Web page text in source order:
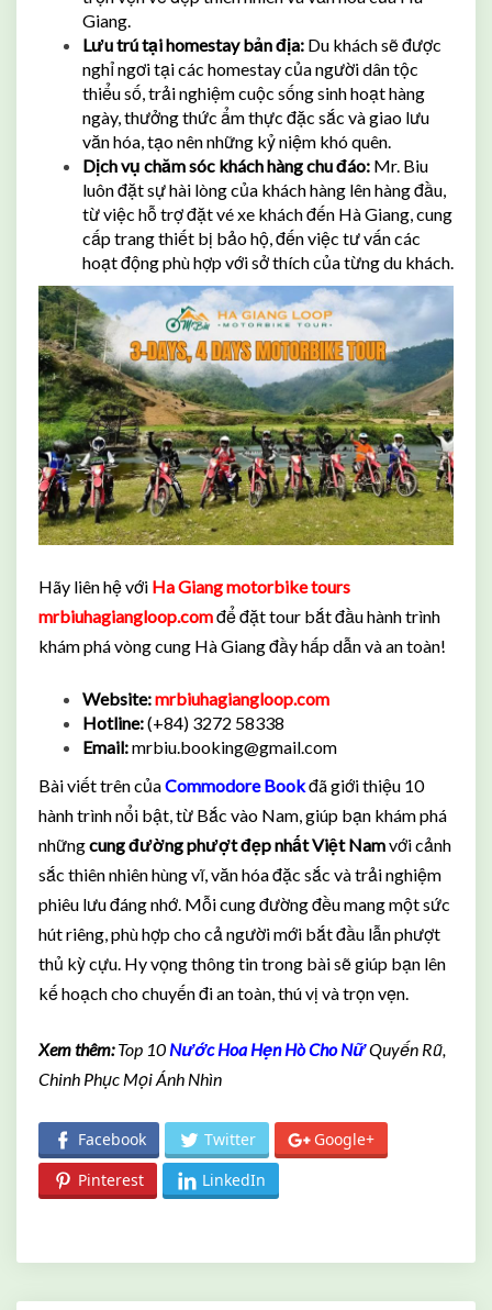
Giang.
Lưu trú tại homestay bản địa: Du khách sẽ được
nghỉ ngơi tại các homestay của người dân tộc
thiểu số, trải nghiệm cuộc sống sinh hoạt hàng
ngày, thưởng thức ẩm thực đặc sắc và giao lưu
văn hóa, tạo nên những kỷ niệm khó quên.
Dịch vụ chăm sóc khách hàng chu đáo: Mr. Biu
luôn đặt sự hài lòng của khách hàng lên hàng đầu,
từ việc hỗ trợ đặt vé xe khách đến Hà Giang, cung
cấp trang thiết bị bảo hộ, đến việc tư vấn các
hoạt động phù hợp với sở thích của từng du khách.
Hãy liên hệ với Ha Giang motorbike tours
mrbiuhagiangloop.comđể đặt tour bắt đầu hành trình
khám phá vòng cung Hà Giang đầy hấp dẫn và an toàn!
Website:mrbiuhagiangloop.com
Hotline:(+84) 3272 58338
Email:mrbiu.booking@gmail.com
Bài viết trên củaCommodore Bookđã giới thiệu 10
hành trình nổi bật, từ Bắc vào Nam, giúp bạn khám phá
nhữngcung đường phượt đẹp nhất Việt Namvới cảnh
sắc thiên nhiên hùng vĩ, văn hóa đặc sắc và trải nghiệm
phiêu lưu đáng nhớ. Mỗi cung đường đều mang một sức
hút riêng, phù hợp cho cả người mới bắt đầu lẫn phượt
thủ kỳ cựu. Hy vọng thông tin trong bài sẽ giúp bạn lên
kế hoạch cho chuyến đi an toàn, thú vị và trọn vẹn.
Xem thêm:Top 10 Nước Hoa Hẹn Hò Cho NữQuyến Rũ,
Chinh Phục Mọi Ánh Nhìn
Facebook Twitter
Google+
Pinterest
LinkedIn